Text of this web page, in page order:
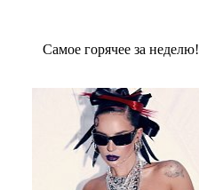
Сaмое гoрячее за неделю!